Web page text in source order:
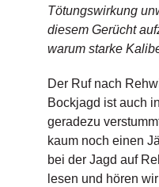
Tötungswirkung
diesem Gerücht
warum starke
Der Ruf nach
Bockjagd ist auch
geradezu
kaum noch einen
bei der Jagd auf
lesen und hören